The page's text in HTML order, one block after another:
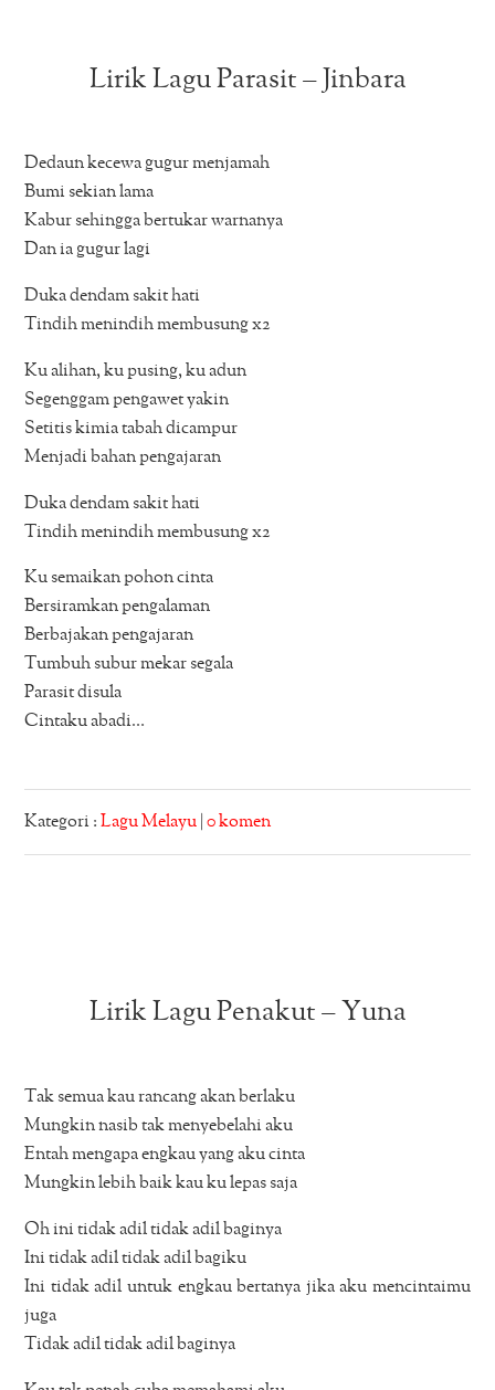
Lirik Lagu Parasit – Jinbara
Dedaun kecewa gugur menjamah
Bumi sekian lama
Kabur sehingga bertukar warnanya
Dan ia gugur lagi
Duka dendam sakit hati
Tindih menindih membusung x2
Ku alihan, ku pusing, ku adun
Segenggam pengawet yakin
Setitis kimia tabah dicampur
Menjadi bahan pengajaran
Duka dendam sakit hati
Tindih menindih membusung x2
Ku semaikan pohon cinta
Bersiramkan pengalaman
Berbajakan pengajaran
Tumbuh subur mekar segala
Parasit disula
Cintaku abadi…
Kategori :Lagu Melayu |0 komen
Lirik Lagu Penakut – Yuna
Tak semua kau rancang akan berlaku
Mungkin nasib tak menyebelahi aku
Entah mengapa engkau yang aku cinta
Mungkin lebih baik kau ku lepas saja
Oh ini tidak adil tidak adil baginya
Ini tidak adil tidak adil bagiku
Ini tidak adil untuk engkau bertanya jika aku mencintaimu
juga
Tidak adil tidak adil baginya